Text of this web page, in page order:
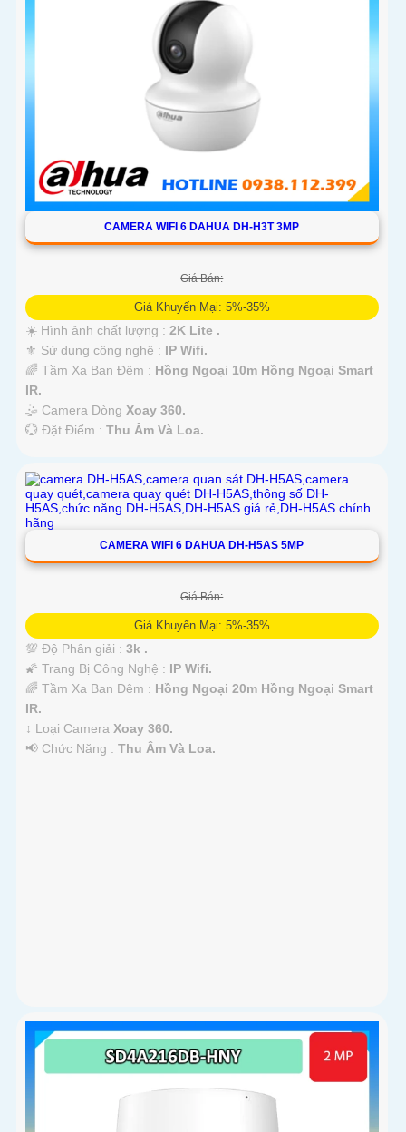
CAMERA WIFI 6 DAHUA DH-H3T 3MP
Giá Bán:
Giá Khuyến Mại: 5%-35%
☀️ Hình ảnh chất lượng : 2K Lite .
⚜️ Sử dụng công nghệ : IP Wifi.
🌈 Tầm Xa Ban Đêm : Hồng Ngoại 10m Hồng Ngoại Smart
IR.
🤹 Camera Dòng Xoay 360.
️💮 Đặt Điểm : Thu Âm Và Loa.
CAMERA WIFI 6 DAHUA DH-H5AS 5MP
Giá Bán:
Giá Khuyến Mại: 5%-35%
💯 Độ Phân giải : 3k .
🌠 Trang Bị Công Nghệ : IP Wifi.
🌈 Tầm Xa Ban Đêm : Hồng Ngoại 20m Hồng Ngoại Smart
IR.
↕️ Loại Camera Xoay 360.
️📢 Chức Năng : Thu Âm Và Loa.